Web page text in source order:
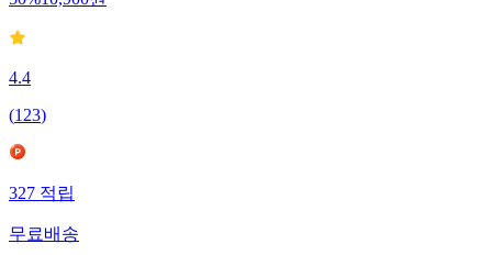
50%10,900원
4.4
(123)
327적립
무료배송